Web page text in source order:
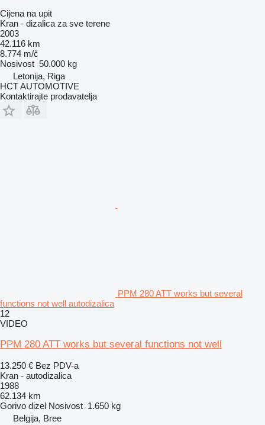
Cijena na upit
Kran - dizalica za sve terene
2003
42.116 km
8.774 m/č
Nosivost 50.000 kg
Letonija, Riga
HCT AUTOMOTIVE
Kontaktirajte prodavatelja
PPM 280 ATT works but several
functions not well autodizalica
12
VIDEO
PPM 280 ATT works but several functions not well
13.250 € Bez PDV-a
Kran - autodizalica
1988
62.134 km
Gorivo dizel Nosivost 1.650 kg
Belgija, Bree